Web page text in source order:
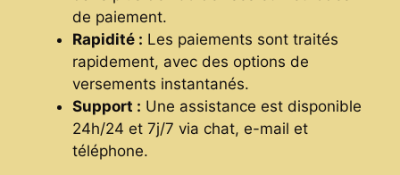
de paiement.
Rapidité : Les paiements sont traités
rapidement, avec des options de
versements instantanés.
Support : Une assistance est disponible
24h/24 et 7j/7 via chat, e-mail et
téléphone.